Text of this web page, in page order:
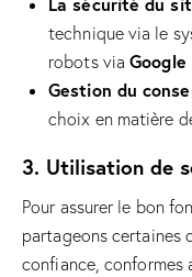
technique via le
robots viaGoogle
Gestion du
choix en matière
3. Utilisation de
Pour assurer le bon
partageons certaines
confiance, conformes